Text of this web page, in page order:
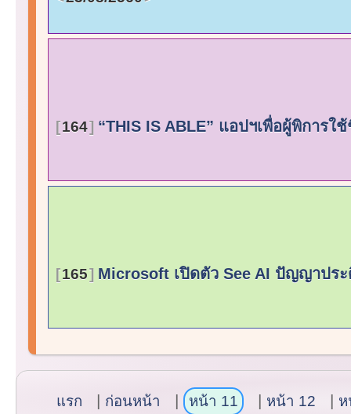
164 “THIS IS ABLE” แอปฯเพื่อผู้พิการ
165 Microsoft เปิดตัว See AI ปัญญาปร
แรก ก่อนหน้า หน้า 11 หน้า 12 ห